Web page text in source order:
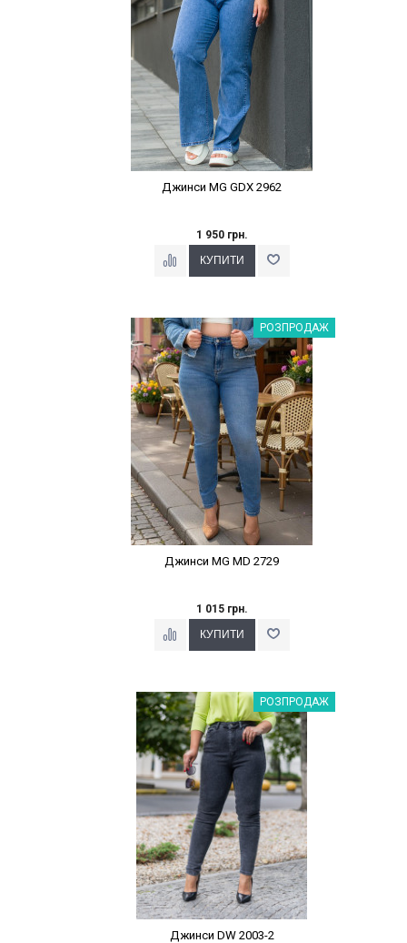
Джинси MG GDX 2962
1 950 грн.
Наклейки Варіант з %РОЗПРОДАЖ
Джинси MG MD 2729
1 015 грн.
Наклейки Варіант з %РОЗПРОДАЖ
Джинси DW 2003-2